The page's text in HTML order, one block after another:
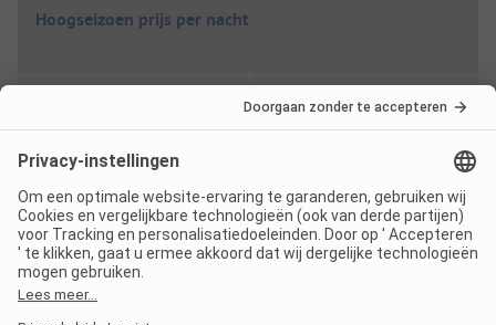
Hoogseizoen prijs per nacht
vanaf 54,00 EUR
Stel vanaf48,00 EUR
Laagseizoen prijs per nacht